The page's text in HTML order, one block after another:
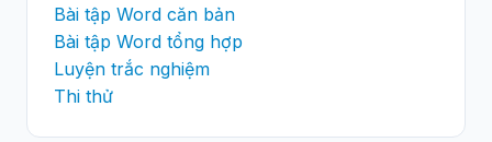
Bài tập Word căn bản
Bài tập Word tổng hợp
Luyện trắc nghiệm
Thi thử